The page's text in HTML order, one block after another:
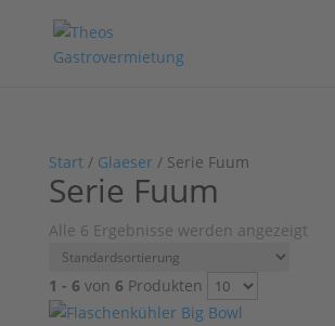
Start/ Glaeser/ Serie Fuum
Serie Fuum
Alle 6 Ergebnisse werden angezeigt
1 - 6 von 6 Produkten